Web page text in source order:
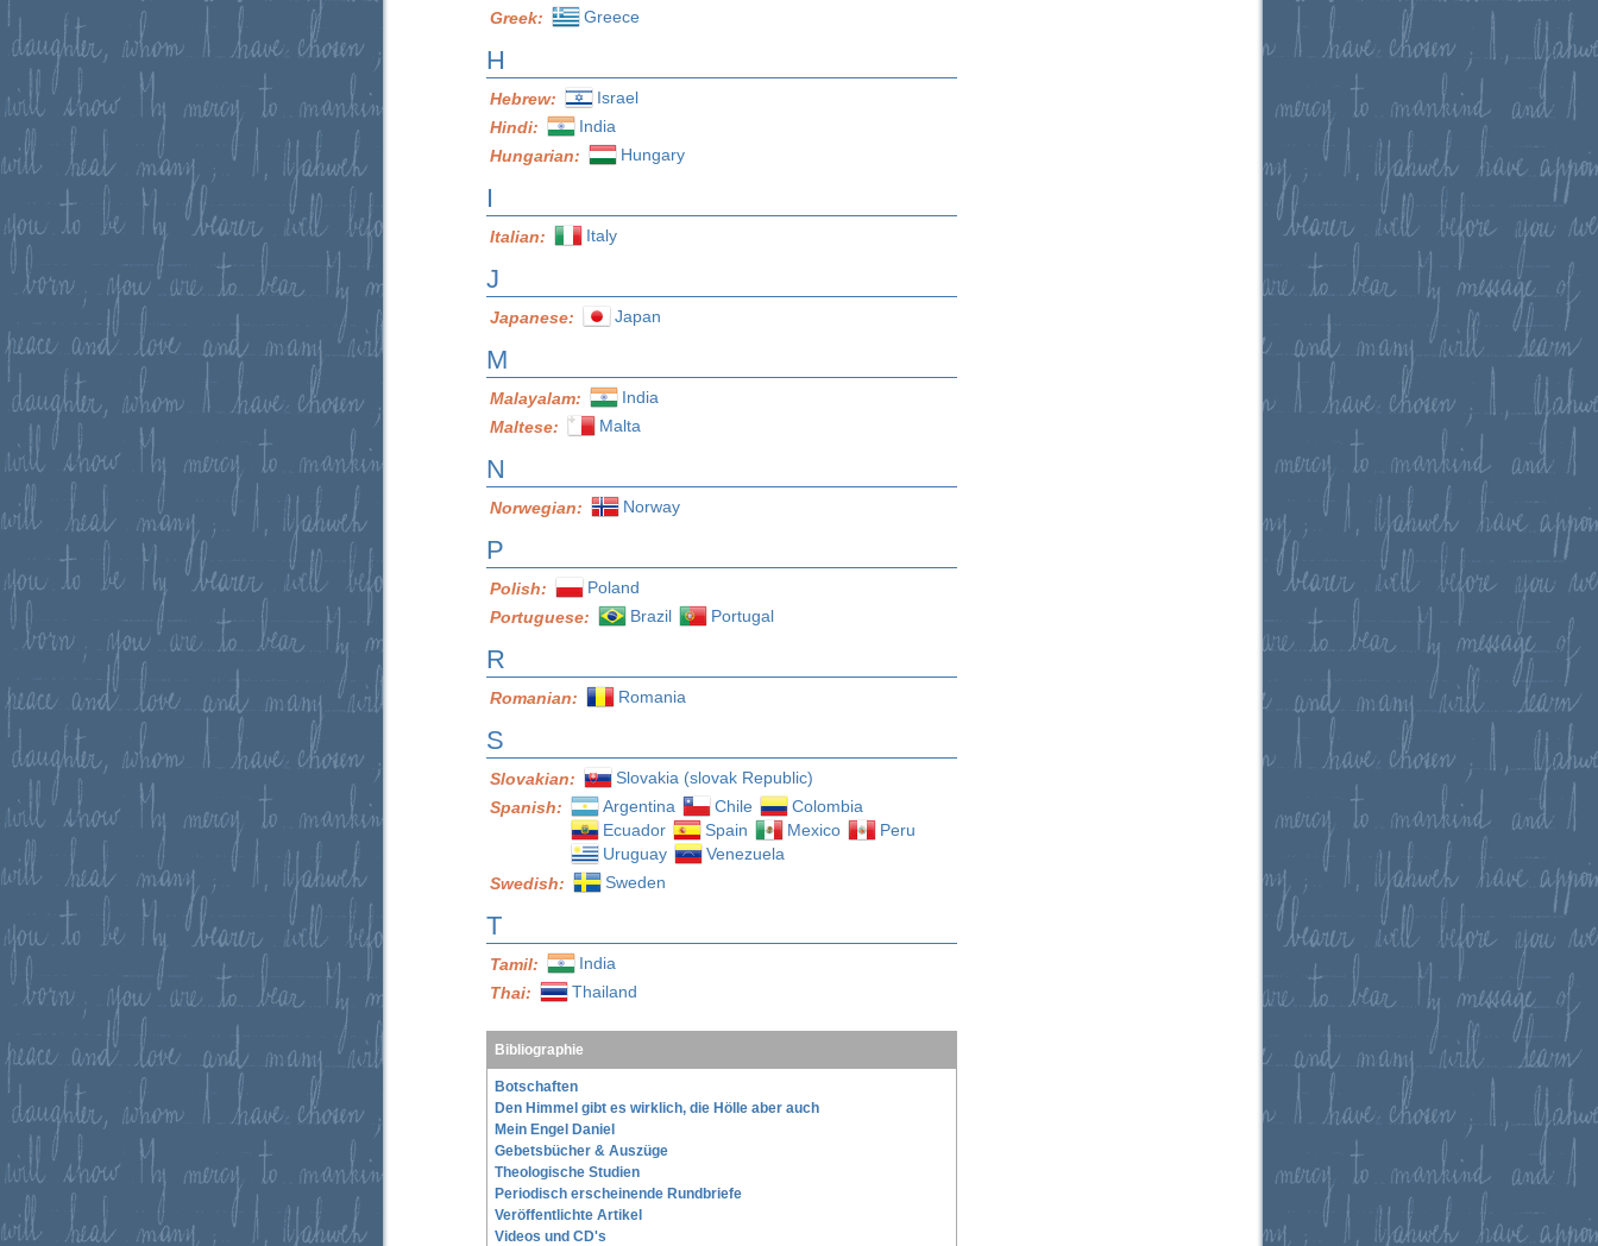
Greek:
Greece
H
Hebrew:
Israel
Hindi:
India
Hungarian:
Hungary
I
Italian: Italy
J
Japanese: Japan
M
Malayalam:
India
Maltese:
Malta
N
Norwegian: Norway
P
Polish:
Poland
Portuguese:
Brazil Portugal
R
Romanian: Romania
S
Slovakian:
Slovakia (slovak Republic)
Spanish:
Argentina Chile
Colombia
Ecuador
Spain Mexico
Peru
Uruguay
Venezuela
Swedish:
Sweden
T
Tamil:
India
Thai:
Thailand
Bibliographie
Botschaften
Den Himmel gibt es wirklich, die Hölle aber auch
Mein Engel Daniel
Gebetsbücher & Auszüge
Theologische Studien
Periodisch erscheinende Rundbriefe
Veröffentlichte Artikel
Videos und CD's